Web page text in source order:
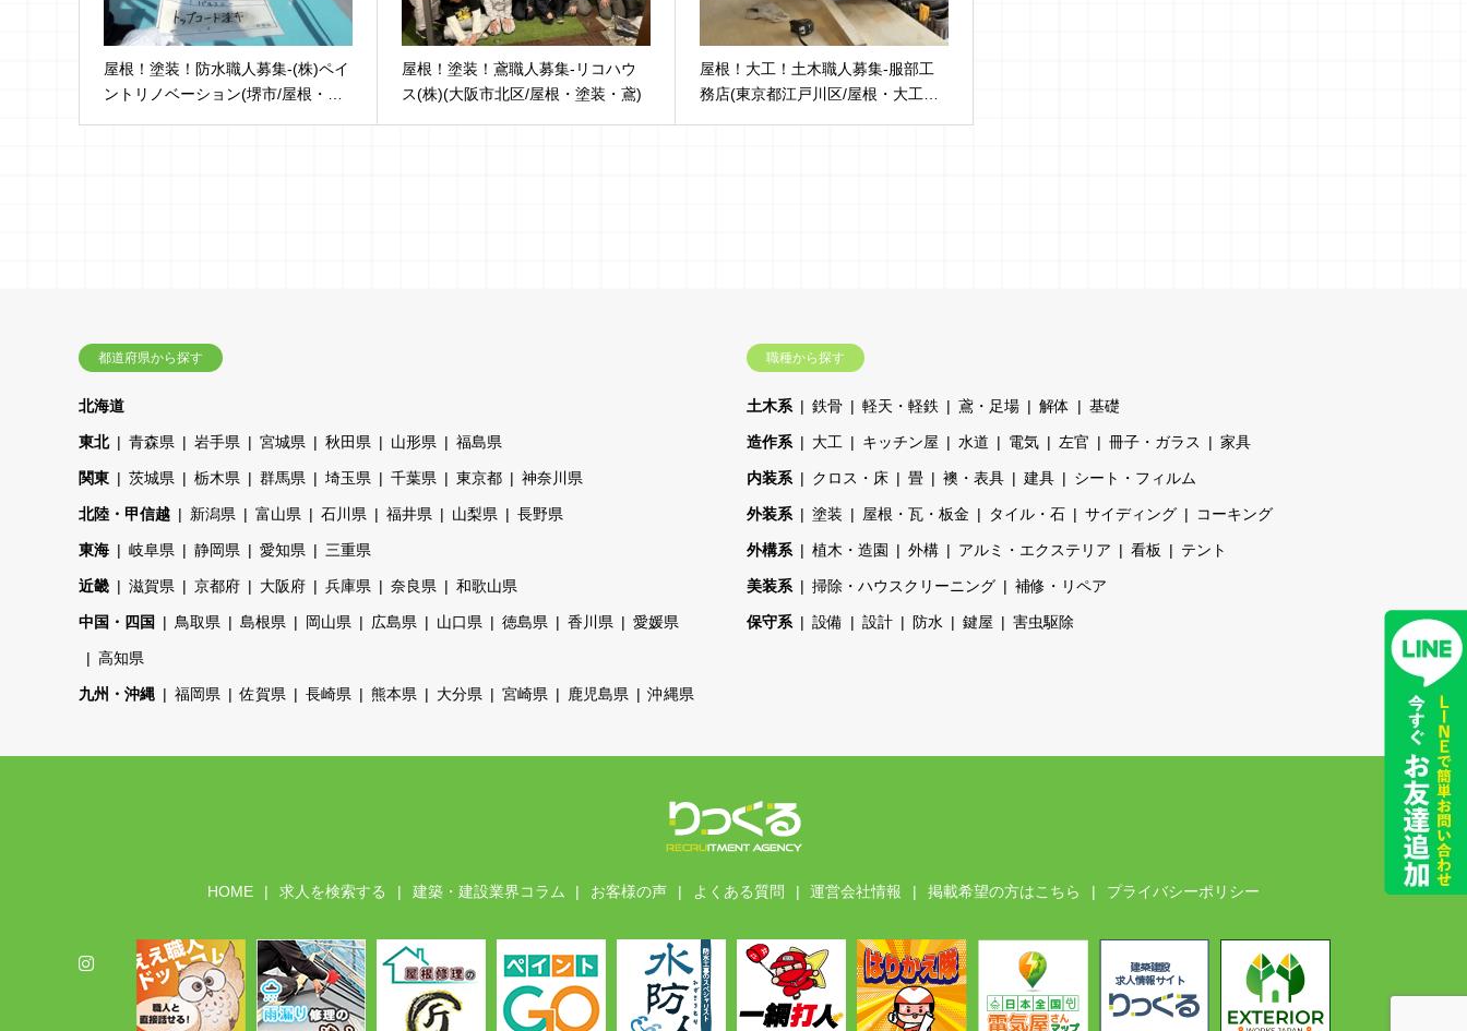
屋根！塗装！防水職人募集-(株)ペイ
ントリノベーション(堺市/屋根・…
屋根！塗装！鳶職人募集-リコハウ
ス(株)(大阪市北区/屋根・塗装・鳶)
屋根！大工！土木職人募集-服部工
務店(東京都江戸川区/屋根・大工…
都道府県から探す
北海道
東北 青森県 岩手県 宮城県 秋田県 山形県 福島県
関東 茨城県 栃木県 群馬県 埼玉県 千葉県 東京都 神奈川県
北陸・甲信越 新潟県 富山県 石川県 福井県 山梨県 長野県
東海 岐阜県 静岡県 愛知県 三重県
近畿 滋賀県 京都府 大阪府 兵庫県 奈良県 和歌山県
中国・四国 鳥取県 島根県 岡山県 広島県 山口県 徳島県 香川県 愛媛県
高知県
九州・沖縄 福岡県 佐賀県 長崎県 熊本県 大分県 宮崎県 鹿児島県 沖縄県
職種から探す
土木系 鉄骨 軽天・軽鉄 鳶・足場 解体 基礎
造作系 大工 キッチン屋 水道 電気 左官 冊子・ガラス 家具
内装系 クロス・床 畳 襖・表具 建具 シート・フィルム
外装系 塗装 屋根・瓦・板金 タイル・石 サイディング コーキング
外構系 植木・造園 外構 アルミ・エクステリア 看板 テント
美装系 掃除・ハウスクリーニング 補修・リペア
保守系 設備 設計 防水 鍵屋 害虫駆除
HOME 求人を検索する 建築・建設業界コラム お客様の声 よくある質問 運営会社情報 掲載希望の方はこちら プライバシーポリシー